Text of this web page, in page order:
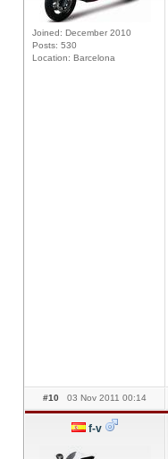
Joined: December 2010
Posts: 530
Location: Barcelona
#10 03 Nov 2011 00:14
f-v